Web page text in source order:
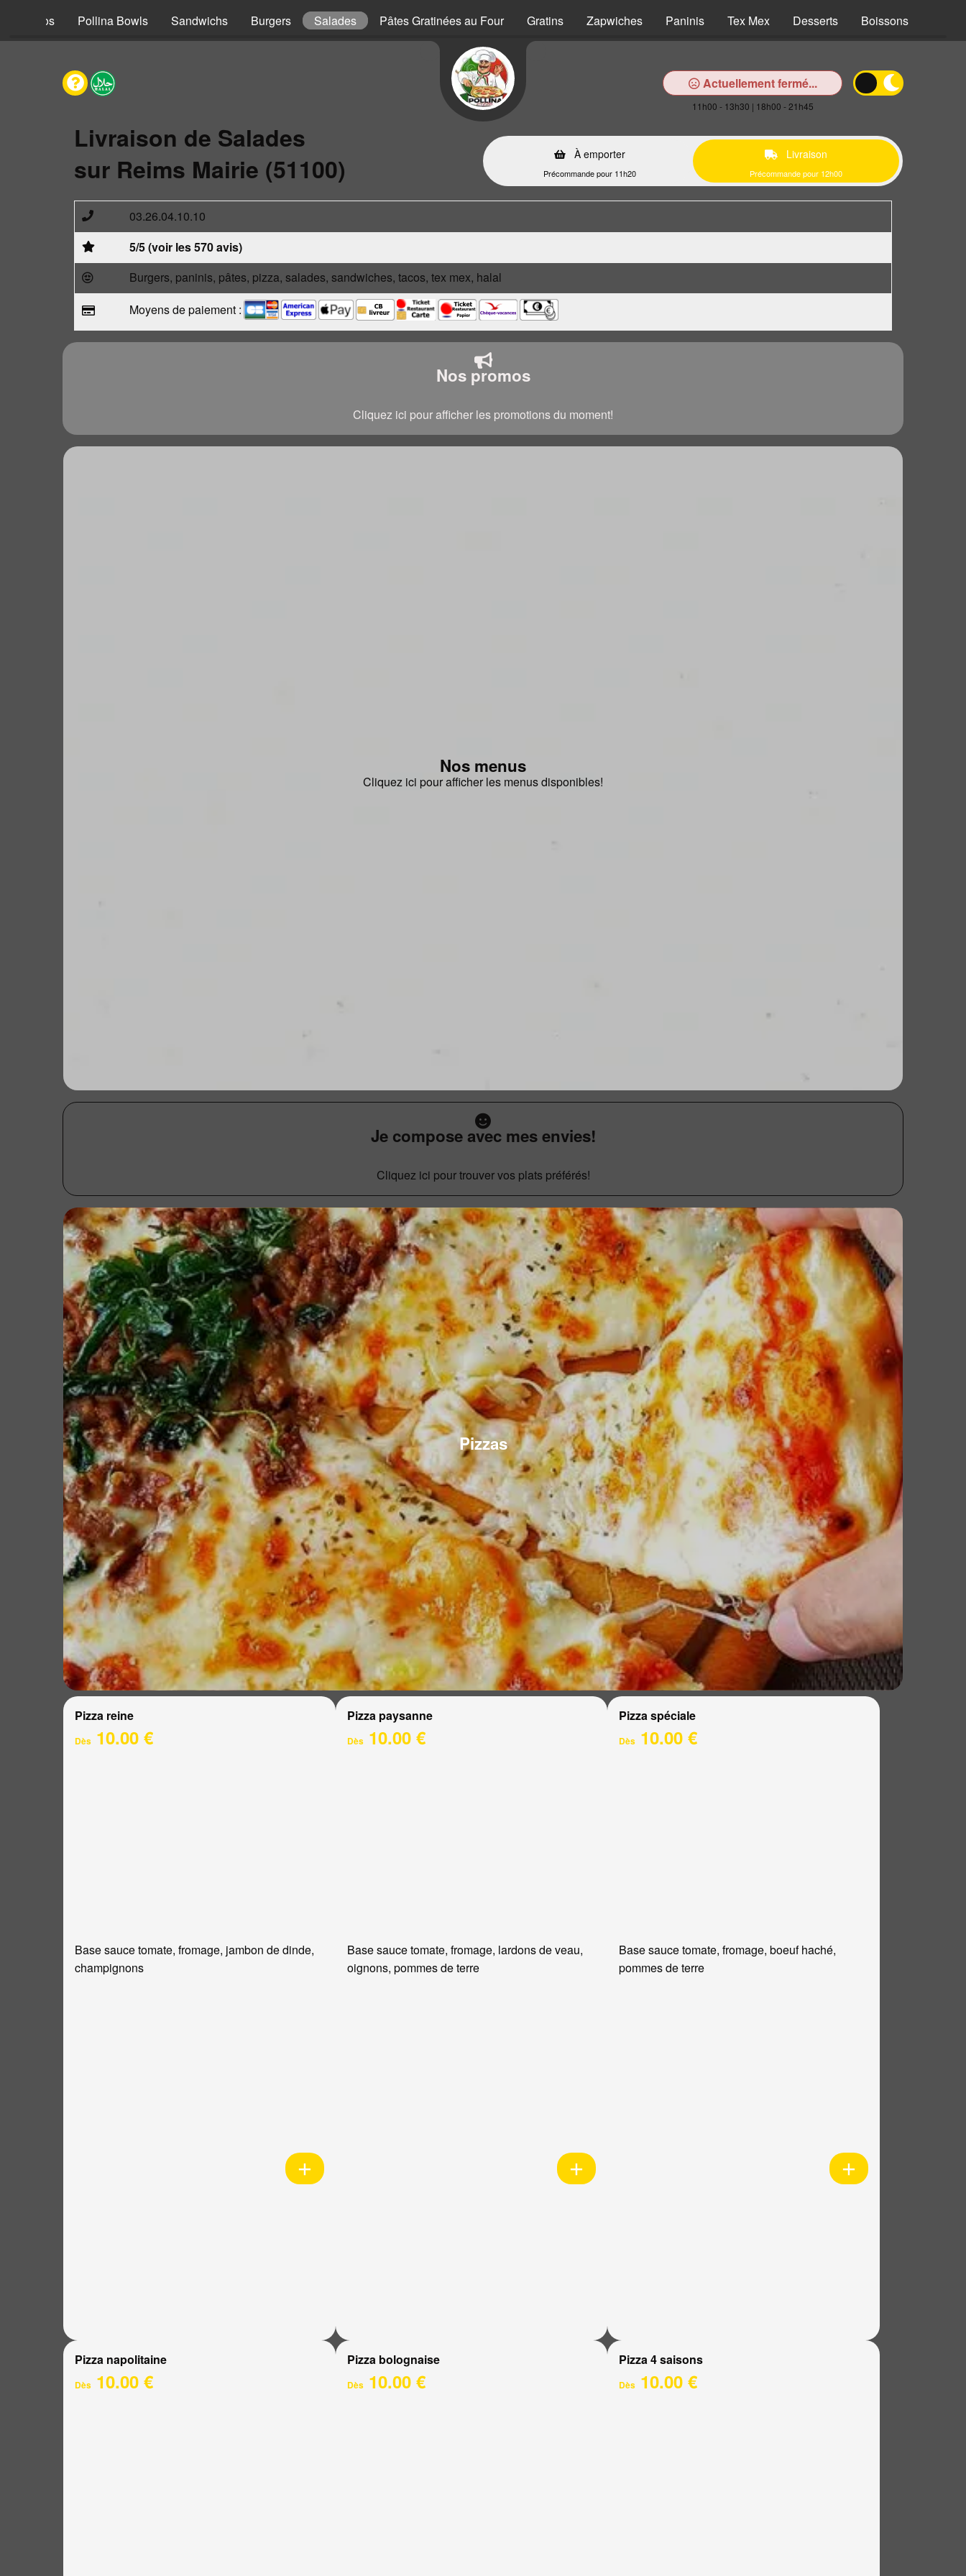
Tacos Pollina Bowls Sandwichs Burgers Salades Pâtes Gratinées au Four Gratins Zapwiches Paninis Tex Mex Desserts Boissons
Actuellement fermé...
11h00 - 13h30 | 18h00 - 21h45
Livraison de Salades
sur Reims Mairie (51100)
À emporter
Précommande pour 11h20
Livraison
Précommande pour 12h00
03.26.04.10.10
5/5 (voir les 570 avis)
Burgers, paninis, pâtes, pizza, salades, sandwiches, tacos, tex mex, halal
Moyens de paiement :
Nos promos
Cliquez ici pour afficher les promotions du moment!
Nos menus
Cliquez ici pour afficher les menus disponibles!
Je compose avec mes envies!
Cliquez ici pour trouver vos plats préférés!
Pizzas
Pizza reine
Dès 10.00 €
Base sauce tomate, fromage, jambon de dinde,
champignons
Pizza paysanne
Dès10.00 €
Base sauce tomate, fromage, lardons de veau,
oignons, pommes de terre
Pizza spéciale
Dès 10.00 €
Base sauce tomate, fromage, boeuf haché,
pommes de terre
Pizza napolitaine
Dès 10.00 €
Pizza bolognaise
Dès10.00 €
Pizza 4 saisons
Dès 10.00 €